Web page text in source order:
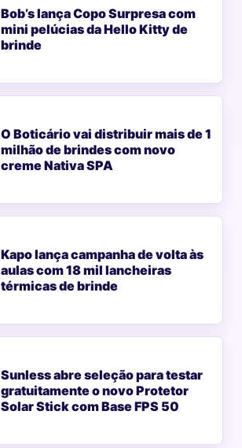
Bob’s lança Copo Surpresa com
mini pelúcias da Hello Kitty de
brinde
O Boticário vai distribuir mais de 1
milhão de brindes com novo
creme Nativa SPA
Kapo lança campanha de volta às
aulas com 18 mil lancheiras
térmicas de brinde
Sunless abre seleção para testar
gratuitamente o novo Protetor
Solar Stick com Base FPS 50